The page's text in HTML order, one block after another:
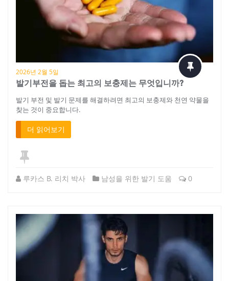
2026년 2월 5일
발기부전을 돕는 최고의 보충제는 무엇입니까?
발기 부전 및 발기 문제를 해결하려면 최고의 보충제와 천연 약물을
찾는 것이 중요합니다.
더 읽어보기
루카스 B. 리치 박사 남성을 위한 발기 도움 0